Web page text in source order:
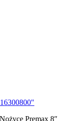
Nożyce Premax 8″